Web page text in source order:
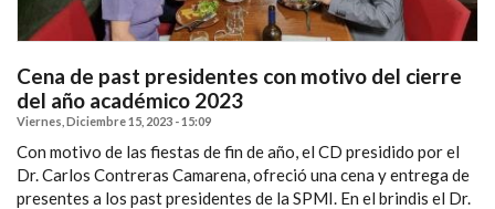
Cena de past presidentes con motivo del cierre
del año académico 2023
Viernes, Diciembre 15, 2023 - 15:09
Con motivo de las fiestas de fin de año, el CD presidido por el
Dr. Carlos Contreras Camarena, ofreció una cena y entrega de
presentes a los past presidentes de la SPMI. En el brindis el Dr.